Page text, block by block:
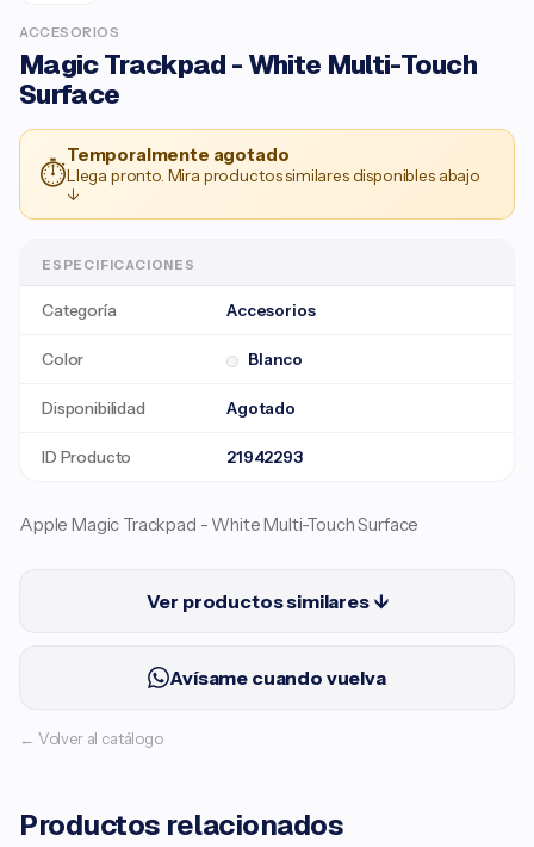
ACCESORIOS
Magic Trackpad - White Multi-Touch
Surface ​​​​​​​​​​​​​​
⏱
Temporalmente agotado
Llega pronto. Mira productos similares disponibles abajo
↓
ESPECIFICACIONES
Categoría Accesorios
Color Blanco
Disponibilidad Agotado
ID Producto 21942293
Apple Magic Trackpad - White Multi-Touch Surface ​​​​​​​ ​​​​​​​
Ver productos similares ↓
Avísame cuando vuelva
← Volver al catálogo
Productos relacionados